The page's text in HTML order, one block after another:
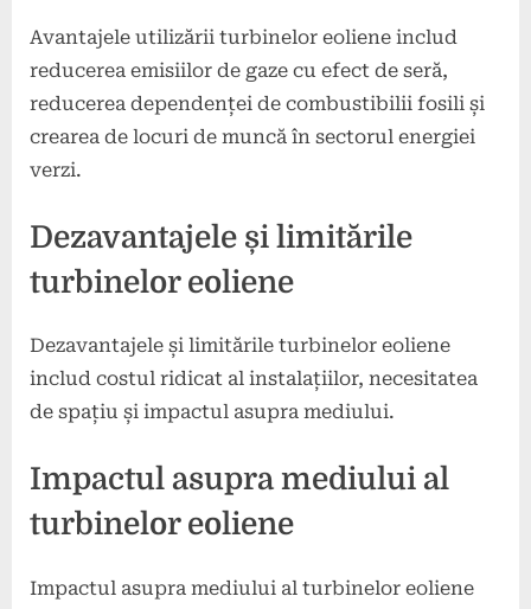
Avantajele utilizării turbinelor eoliene includ
reducerea emisiilor de gaze cu efect de seră,
reducerea dependenței de combustibilii fosili și
crearea de locuri de muncă în sectorul energiei
verzi.
Dezavantajele și limitările
turbinelor eoliene
Dezavantajele și limitările turbinelor eoliene
includ costul ridicat al instalațiilor, necesitatea
de spațiu și impactul asupra mediului.
Impactul asupra mediului al
turbinelor eoliene
Impactul asupra mediului al turbinelor eoliene